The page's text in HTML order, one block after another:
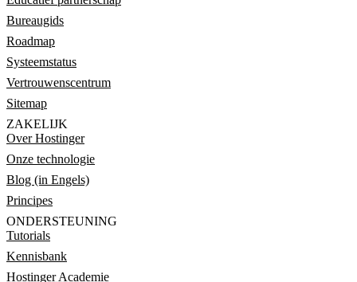
Bureaugids
Roadmap
Systeemstatus
Vertrouwenscentrum
Sitemap
ZAKELIJK
Over Hostinger
Onze technologie
Blog (in Engels)
Principes
ONDERSTEUNING
Tutorials
Kennisbank
Hostinger Academie